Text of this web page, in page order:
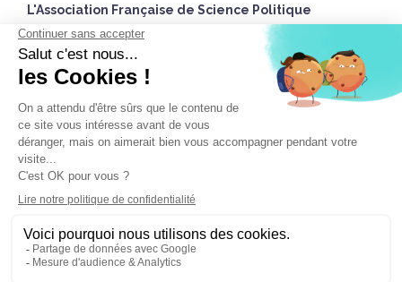
L'Association Française de Science Politique
27 rue Saint Guillaume
75337 Paris Cedex 07 France
Accueil
Twitter
Nous contacter
Espace Adhérent.e
Nous utilisons des cookies pour vous garantir la meilleure